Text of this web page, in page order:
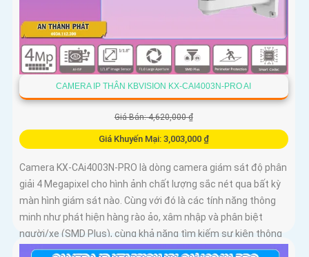
CAMERA IP THÂN KBVISION KX-CAI4003N-PRO AI
Giá Bán: 4,620,000 ₫
Giá Khuyến Mại: 3,003,000 ₫
Camera KX-CAi4003N-PRO là dòng camera giám sát độ phân
giải 4 Megapixel cho hình ảnh chất lượng sắc nét qua bất kỳ
màn hình giám sát nào. Cùng với đó là các tính năng thông
minh như phát hiện hàng rào ảo, xâm nhập và phân biệt
người/xe (SMD Plus), cùng khả năng tìm kiếm sự kiện thông
minh giúp nâng cao hiệu quả giám sát an ninh